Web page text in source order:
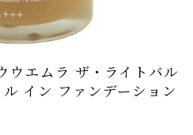
エムラ ザ・ライトバル
イン ファンデーション